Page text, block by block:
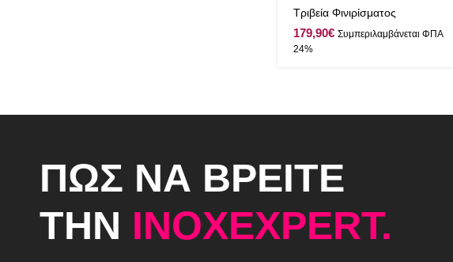
Τριβεία Φινιρίσματος
€
ΠΩΣ ΝΑ ΒΡΕΙΤΕ
ΤΗΝ INOXEXPERT.